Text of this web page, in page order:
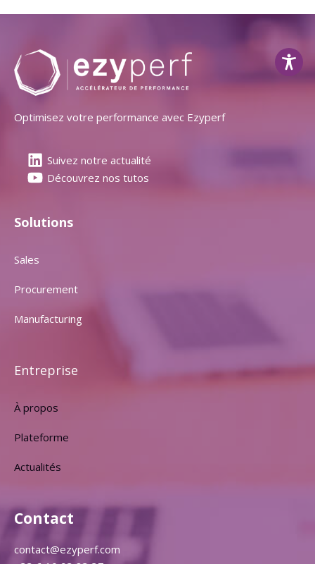
Optimisez votre performance avec Ezyperf
Suivez notre actualité
Découvrez nos tutos
Solutions
Sales
Procurement
Manufacturing
Entreprise
À propos
Plateforme
Actualités
Contact
contact@ezyperf.com